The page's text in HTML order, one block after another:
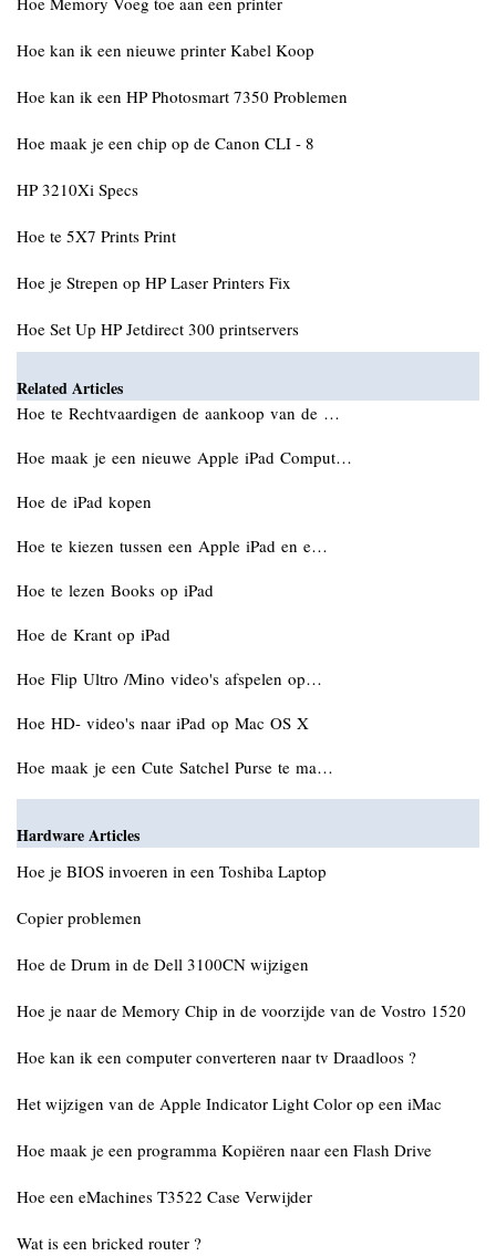
Hoe kan ik een nieuwe printer Kabel Koop
Hoe kan ik een HP Photosmart 7350 Problemen
Hoe maak je een chip op de Canon CLI - 8
HP 3210Xi Specs
Hoe te 5X7 Prints Print
Hoe je Strepen op HP Laser Printers Fix
Hoe Set Up HP Jetdirect 300 printservers
Related Articles
Hoe te Rechtvaardigen de aankoop van de …
Hoe maak je een nieuwe Apple iPad Comput…
Hoe de iPad kopen
Hoe te kiezen tussen een Apple iPad en e…
Hoe te lezen Books op iPad
Hoe de Krant op iPad
Hoe Flip Ultro /Mino video's afspelen op…
Hoe HD- video's naar iPad op Mac OS X
Hoe maak je een Cute Satchel Purse te ma…
Hardware Articles
Hoe je BIOS invoeren in een Toshiba Laptop
Copier problemen
Hoe de Drum in de Dell 3100CN wijzigen
Hoe je naar de Memory Chip in de voorzijde van de Vostro 1520
Hoe kan ik een computer converteren naar tv Draadloos ?
Het wijzigen van de Apple Indicator Light Color op een iMac
Hoe maak je een programma Kopiëren naar een Flash Drive
Hoe een eMachines T3522 Case Verwijder
Wat is een bricked router ?